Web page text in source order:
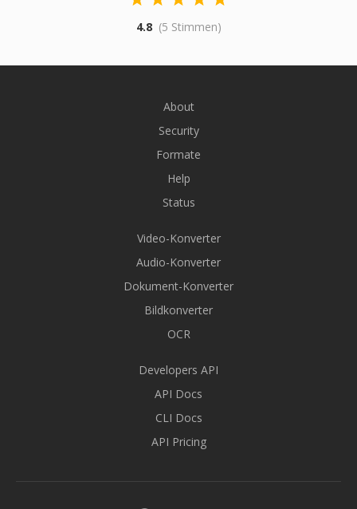
4.8 (5 Stimmen)
About
Security
Formate
Help
Status
Video-Konverter
Audio-Konverter
Dokument-Konverter
Bildkonverter
OCR
Developers API
API Docs
CLI Docs
API Pricing